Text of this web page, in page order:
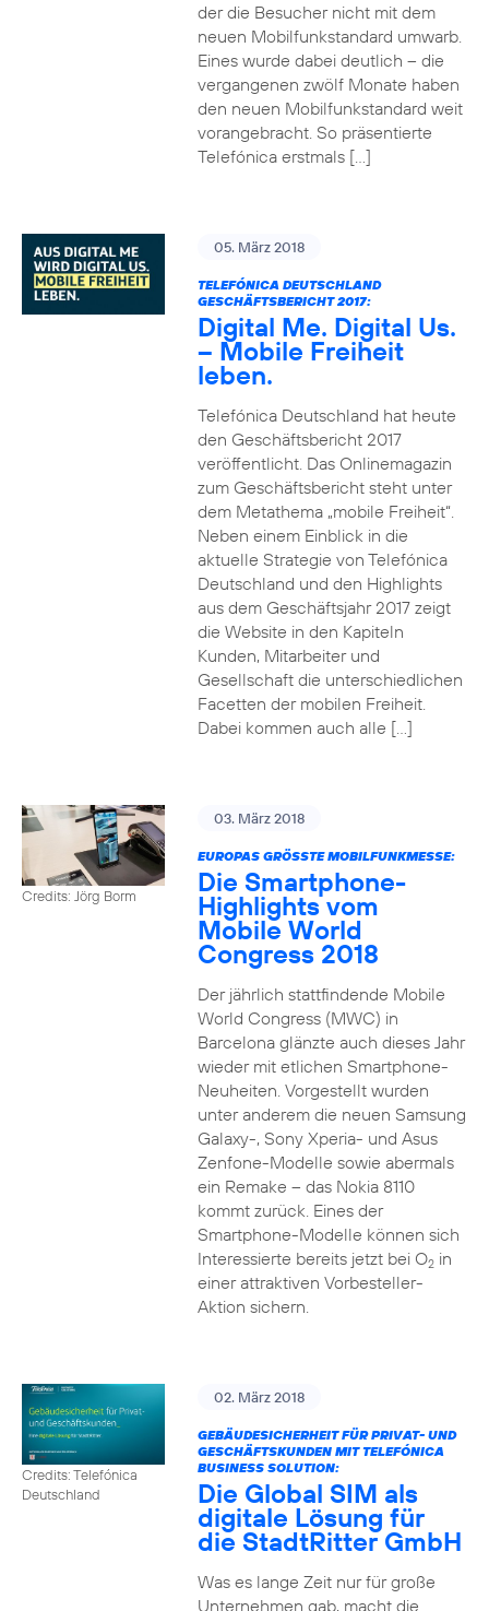
der die Besucher nicht mit dem
neuen Mobilfunkstandard umwarb.
Eines wurde dabei deutlich – die
vergangenen zwölf Monate haben
den neuen Mobilfunkstandard weit
vorangebracht. So präsentierte
Telefónica erstmals […]
05. März 2018
TELEFÓNICA DEUTSCHLAND
GESCHÄFTSBERICHT 2017:
Digital Me. Digital Us.
– Mobile Freiheit
leben.
Telefónica Deutschland hat heute
den Geschäftsbericht 2017
veröffentlicht. Das Onlinemagazin
zum Geschäftsbericht steht unter
dem Metathema „mobile Freiheit“.
Neben einem Einblick in die
aktuelle Strategie von Telefónica
Deutschland und den Highlights
aus dem Geschäftsjahr 2017 zeigt
die Website in den Kapiteln
Kunden, Mitarbeiter und
Gesellschaft die unterschiedlichen
Facetten der mobilen Freiheit.
Dabei kommen auch alle […]
Credits: Jörg Borm
03. März 2018
EUROPAS GRÖSSTE MOBILFUNKMESSE:
Die Smartphone-
Highlights vom
Mobile World
Congress 2018
Der jährlich stattfindende Mobile
World Congress (MWC) in
Barcelona glänzte auch dieses Jahr
wieder mit etlichen Smartphone-
Neuheiten. Vorgestellt wurden
unter anderem die neuen Samsung
Galaxy-, Sony Xperia- und Asus
Zenfone-Modelle sowie abermals
ein Remake – das Nokia 8110
kommt zurück. Eines der
Smartphone-Modelle können sich
Interessierte bereits jetzt bei O2in
einer attraktiven Vorbesteller-
Aktion sichern.
Credits: Telefónica
Deutschland
02. März 2018
GEBÄUDESICHERHEIT FÜR PRIVAT- UND
GESCHÄFTSKUNDEN MIT TELEFÓNICA
BUSINESS SOLUTION:
Die Global SIM als
digitale Lösung für
die StadtRitter GmbH
Was es lange Zeit nur für große
Unternehmen gab, macht die